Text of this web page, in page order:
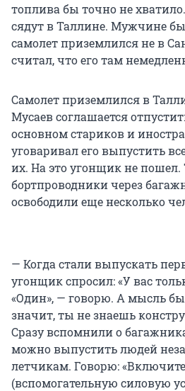
топлива бы точно не
сядут в Таллине. Мужчине
самолет приземлился не в
считал, что его там
Самолет приземлился в
Мусаев соглашается
основном стариков и
уговаривал его выпустить
их. На это угонщик не пошел.
бортпроводники через
освободили еще несколько
— Когда стали выпускать
угонщик спросил: «У вас
«Один», — говорю. А мысль
значит, ты не знаешь
Сразу вспомнили о
можно выпустить людей
летчикам. Говорю:
(вспомогательную силовую